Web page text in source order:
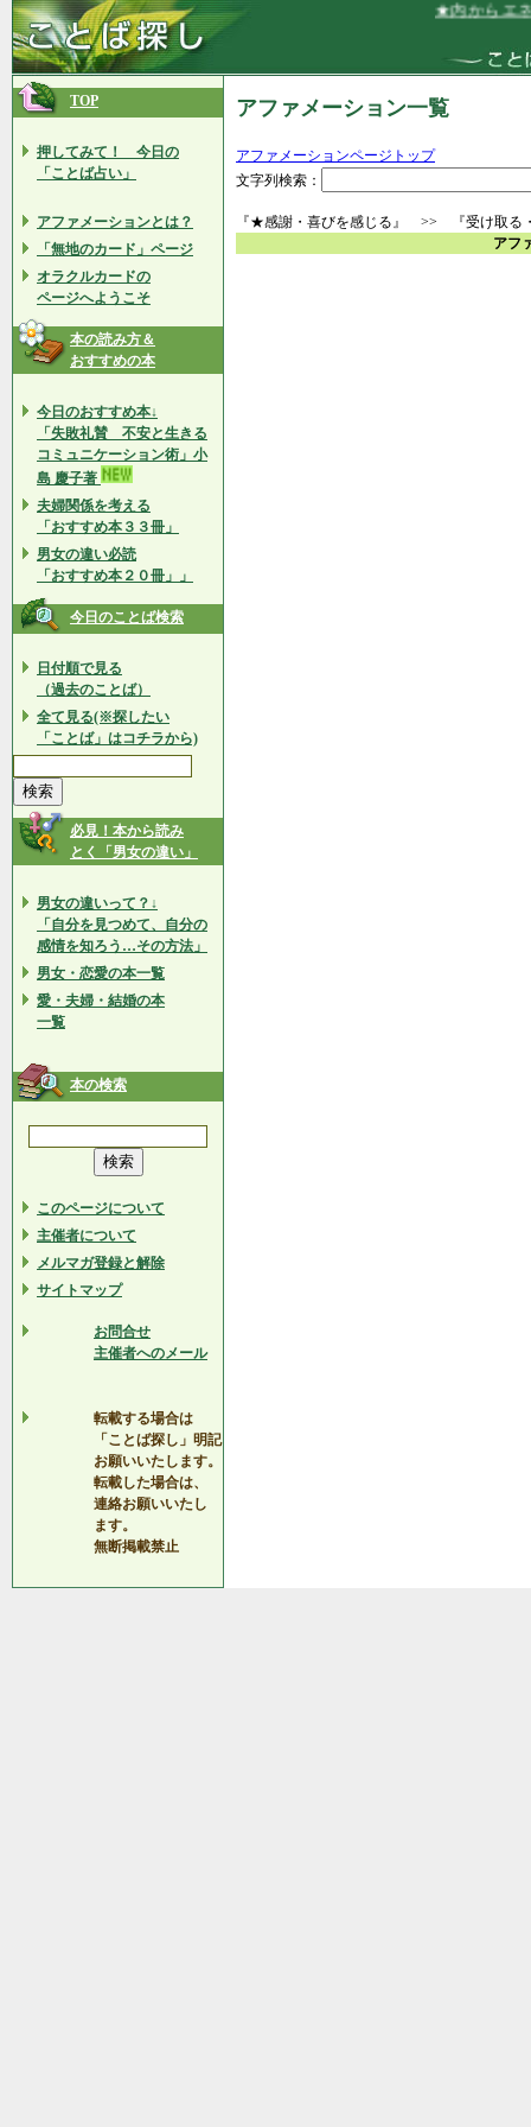
★内からエネ
TOP
押してみて！ 今日の
「ことば占い」
アファメーションとは？
「無地のカード」ページ
オラクルカードの
ページへようこそ
本の読み方＆
おすすめの本
今日のおすすめ本↓
「失敗礼賛 不安と生きる
コミュニケーション術」小
島 慶子著
夫婦関係を考える
「おすすめ本３３冊」
男女の違い必読
「おすすめ本２０冊」」
今日のことば検索
日付順で見る
（過去のことば）
全て見る(※探したい
「ことば」はコチラから)
必見！本から読み
とく「男女の違い」
男女の違いって？↓
「自分を見つめて、自分の
感情を知ろう…その方法」
男女・恋愛の本一覧
愛・夫婦・結婚の本
一覧
本の検索
このページについて
主催者について
メルマガ登録と解除
サイトマップ
お問合せ
主催者へのメール
転載する場合は
「ことば探し」明記
お願いいたします。
転載した場合は、
連絡お願いいたし
ます。
無断掲載禁止
アファメーション一覧
アファメーションページトップ
文字列検索：
『★感謝・喜びを感じる』 >> 『受け取る
アフ